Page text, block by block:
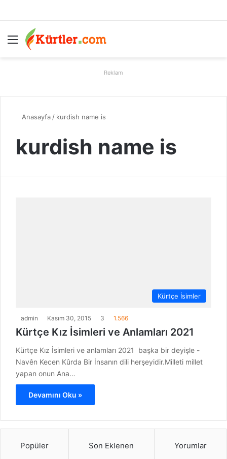
Menü
Reklam
Anasayfa / kurdish name is
kurdish name is
Kürtçe İsimler
admin Kasım 30, 2015 3 1.566
Kürtçe Kız İsimleri ve Anlamları 2021
Kürtçe Kız İsimleri ve anlamları 2021 başka bir deyişle -
Navên Kecen Kûrda Bir İnsanın dili herşeyidir.Milleti millet
yapan onun Ana…
Devamını Oku »
Popüler Son Eklenen Yorumlar